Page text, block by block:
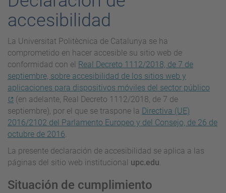
accesibilidad
La Universitat Politècnica de Catalunya se ha
comprometido en hacer accesible su sitio web de
conformidad con el Real Decreto 1112/2018, de 7 de
septiembre, sobre accesibilidad de los sitios web y
aplicaciones para dispositivos móviles del sector público
(en adelante, Real Decreto 1112/2018, de 7 de
septiembre), por el que se traspone la Directiva (UE)
2016/2102 del Parlamento Europeo y del Consejo, de 26 de
octubre de 2016.
La presente declaración de accesibilidad se aplica a las
páginas del sitio web institucional upc.edu.
Situación de cumplimiento